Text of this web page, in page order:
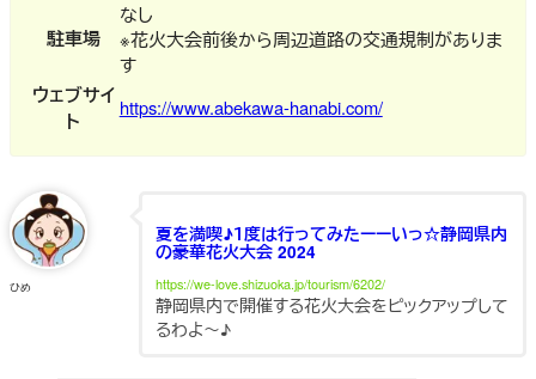
駐車場
なし
※花火大会前後から周辺道路の交通規制がありま
す
ウェブサイ
ト
https://www.abekawa-hanabi.com/
ひめ
夏を満喫♪１度は行ってみたーーいっ☆静岡県内
の豪華花火大会 2024
https://we-love.shizuoka.jp/tourism/6202/
静岡県内で開催する花火大会をピックアップして
るわよ～♪